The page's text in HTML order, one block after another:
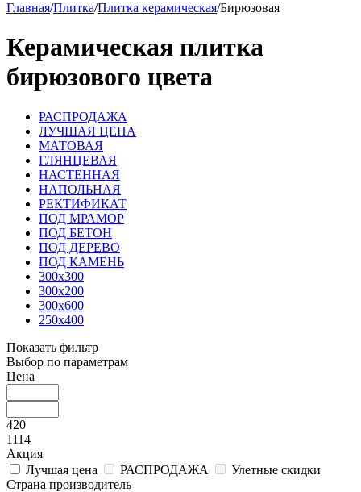
Главная/Плитка/Плитка керамическая/Бирюзовая
Керамическая плитка
бирюзового цвета
РАСПРОДАЖА
ЛУЧШАЯ ЦЕНА
МАТОВАЯ
ГЛЯНЦЕВАЯ
НАСТЕННАЯ
НАПОЛЬНАЯ
РЕКТИФИКАТ
ПОД МРАМОР
ПОД БЕТОН
ПОД ДЕРЕВО
ПОД КАМЕНЬ
300х300
300х200
300х600
250х400
Показать фильтр
Выбор по параметрам
Цена
420
1114
Акция
Лучшая цена
РАСПРОДАЖА
Улетные скидки
Страна производитель